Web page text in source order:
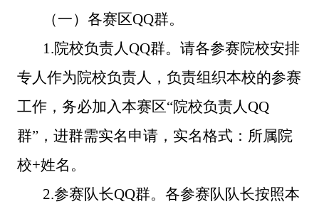
（一）各赛区QQ群。
1.院校负责人QQ群。请各参赛院校安排
专人作为院校负责人，负责组织本校的参赛
工作，务必加入本赛区“院校负责人QQ
群”， 进群需实名申请，实名格式：所属院
校+姓名。
2.参赛队长QQ群。各参赛队队长按照本